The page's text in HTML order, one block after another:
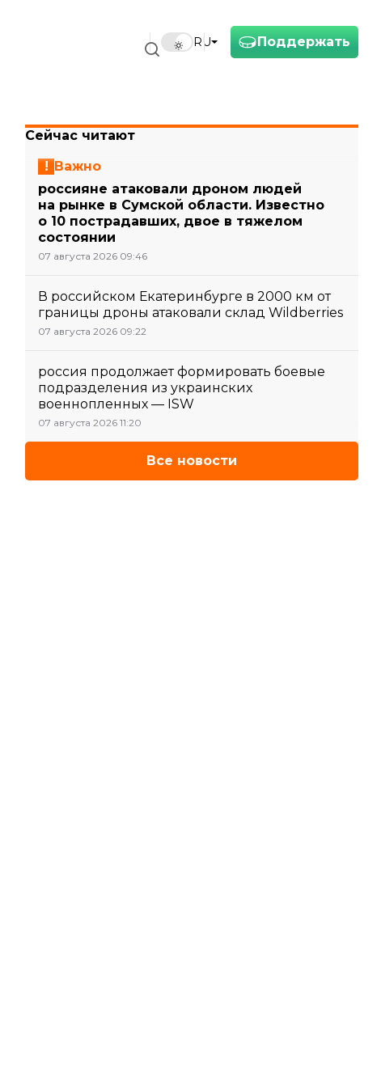
Поддержать
RU
Сейчас читают
Важно
россияне атаковали дроном людей
на рынке в Сумской области. Известно
о 10 пострадавших, двое в тяжелом
состоянии
07 августа 2026 09:46
В российском Екатеринбурге в 2000 км от
границы дроны атаковали склад Wildberries
07 августа 2026 09:22
россия продолжает формировать боевые
подразделения из украинских
военнопленных — ISW
07 августа 2026 11:20
Все новости